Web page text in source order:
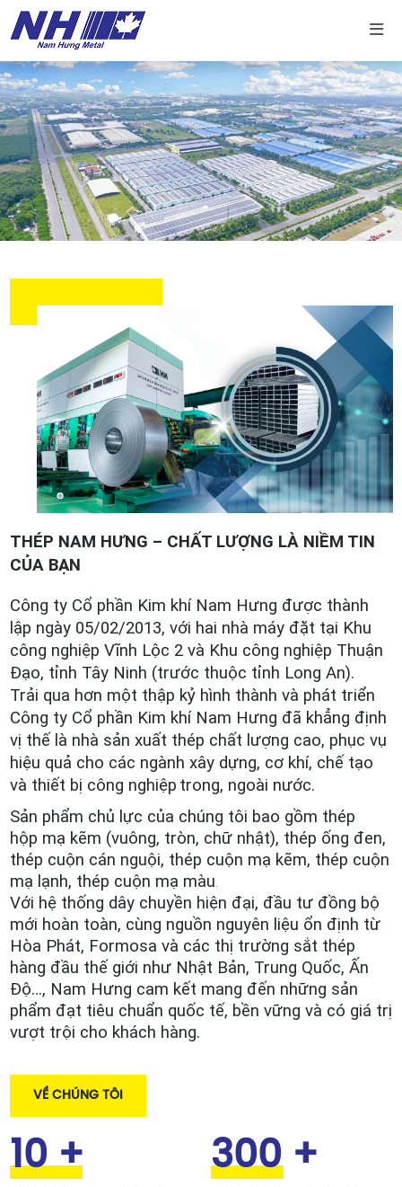
THÉP NAM HƯNG – CHẤT LƯỢNG LÀ NIỀM TIN
CỦA BẠN
Công ty Cổ phần Kim khí Nam Hưng được thành
lập ngày 05/02/2013, với hai nhà máy đặt tại Khu
công nghiệp Vĩnh Lộc 2 và Khu công nghiệp Thuận
Đạo, tỉnh Tây Ninh (trước thuộc tỉnh Long An).
Trải qua hơn một thập kỷ hình thành và phát triển
Công ty Cổ phần Kim khí Nam Hưng đã khẳng định
vị thế là nhà sản xuất thép chất lượng cao, phục vụ
hiệu quả cho các ngành xây dựng, cơ khí, chế tạo
và thiết bị công nghiệp trong, ngoài nước.
Sản phẩm chủ lực của chúng tôi bao gồm thép
hộp mạ kẽm (vuông, tròn, chữ nhật), thép ống đen,
thép cuộn cán nguội, thép cuộn mạ kẽm, thép cuộn
mạ lạnh, thép cuộn mạ màu.
Với hệ thống dây chuyền hiện đại, đầu tư đồng bộ
mới hoàn toàn, cùng nguồn nguyên liệu ổn định từ
Hòa Phát, Formosa và các thị trường sắt thép
hàng đầu thế giới như Nhật Bản, Trung Quốc, Ấn
Độ…, Nam Hưng cam kết mang đến những sản
phẩm đạt tiêu chuẩn quốc tế, bền vững và có giá trị
vượt trội cho khách hàng.
VỀ CHÚNG TÔI
10 + 300 +